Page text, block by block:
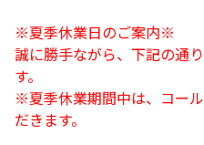
※夏季休業日のご案内※
誠に勝手ながら、下記の通
す。
※夏季休業期間中は、コー
だきます。